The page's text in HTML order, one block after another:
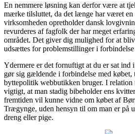
En nemmere løsning kan derfor være at
mærke tilsluttet, da det længe har været
virksomheden opretholder dansk
revurderes af fagfolk der har meget
området. Det giver dig mulighed for at
udsættes for problemstillinger i
Ydermere er det fornuftigt at du er sat ind
gør sig gældende i forbindelse med købet,
byttepolitik webbutikken bruger. I relation
vigtigt, at man stadig bibeholder ens
fremtiden vil kunne vidne om købet af
Trægynge, uden hensyn til om man er på
dreng eller pige.